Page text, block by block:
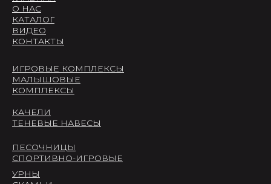
ИГРОВЫЕ КОМПЛЕКСЫ
О НАС
КАТАЛОГ
ВИДЕО
КОНТАКТЫ
МАЛЫШОВЫЕ
КОМПЛЕКСЫ
КАЧЕЛИ
ТЕНЕВЫЕ НАВЕСЫ
ПЕСОЧНИЦЫ
СПОРТИВНО-ИГРОВЫЕ
УРНЫ